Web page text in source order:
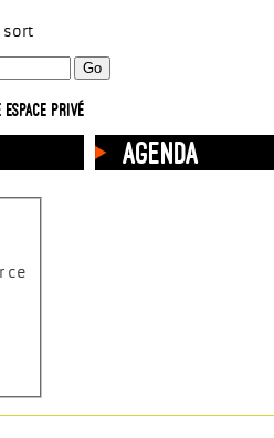
sort
privé
ce
Agenda